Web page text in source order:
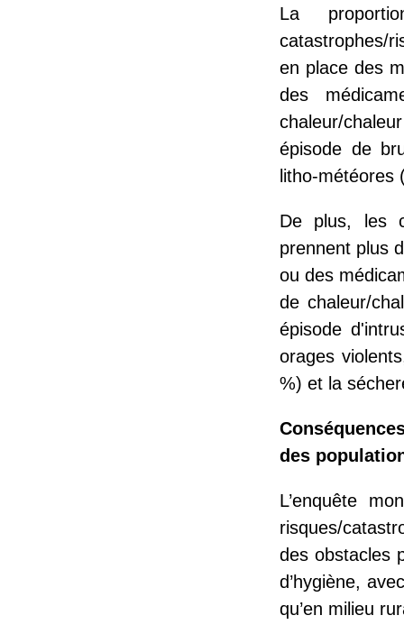
La
catastrophes/
en place des
des
chaleur/
épisode de
litho-
De plus, les
prennent plus
ou des
de chaleur/
épisode
orages
%) et la
des
L’enquête
risques/
des obstacles
d’hygiène,
qu’en milieu